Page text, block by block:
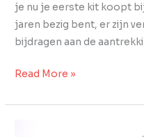
je nu je eerste kit koopt
jaren bezig bent, er zijn
bijdragen aan de
Read More »